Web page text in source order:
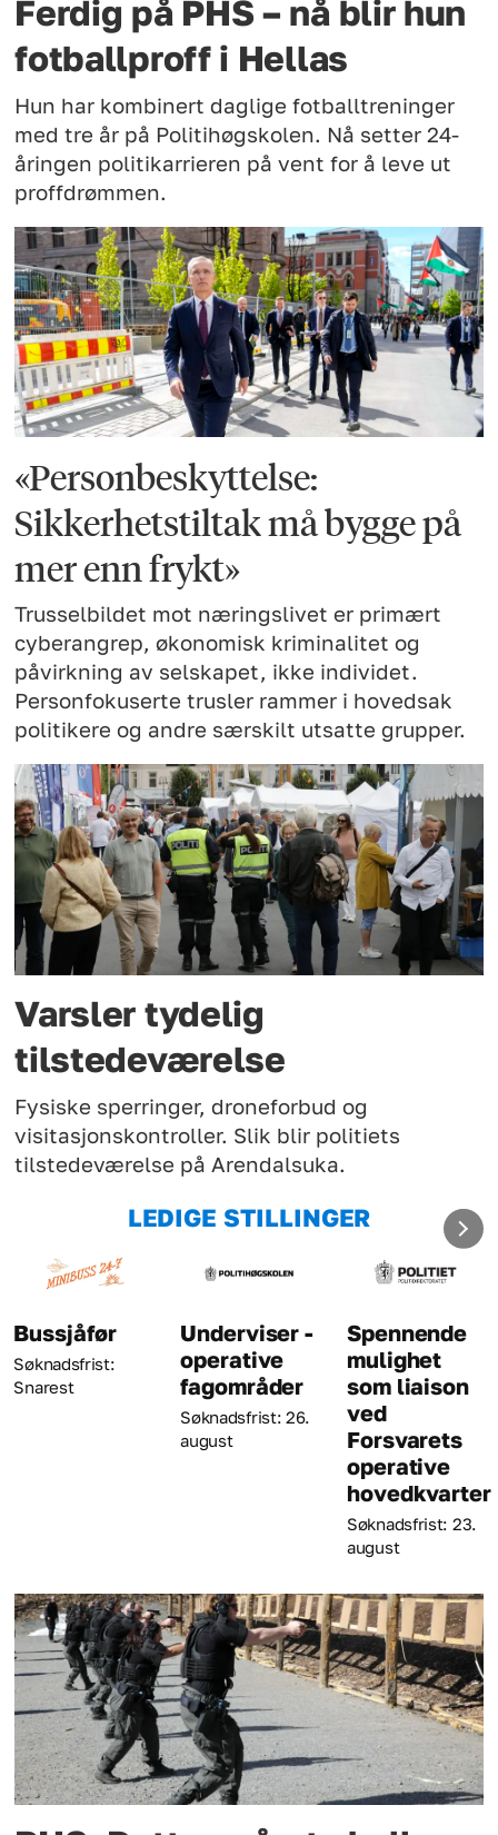
Ferdig på PHS – nå blir hun
fotballproff i Hellas
Hun har kombinert daglige fotballtreninger
med tre år på Politihøgskolen. Nå setter 24-
åringen politikarrieren på vent for å leve ut
proffdrømmen.
«Personbeskyttelse:
Sikkerhetstiltak må bygge på
mer enn frykt»
Trusselbildet mot næringslivet er primært
cyberangrep, økonomisk kriminalitet og
påvirkning av selskapet, ikke individet.
Personfokuserte trusler rammer i hovedsak
politikere og andre særskilt utsatte grupper.
Varsler tydelig
tilstedeværelse
Fysiske sperringer, droneforbud og
visitasjonskontroller. Slik blir politiets
tilstedeværelse på Arendalsuka.
LEDIGE STILLINGER
Underviser -
operative
fagområder
Spennende
mulighet
som liaison
ved
Forsvarets
Søknadsfrist: 23.
august